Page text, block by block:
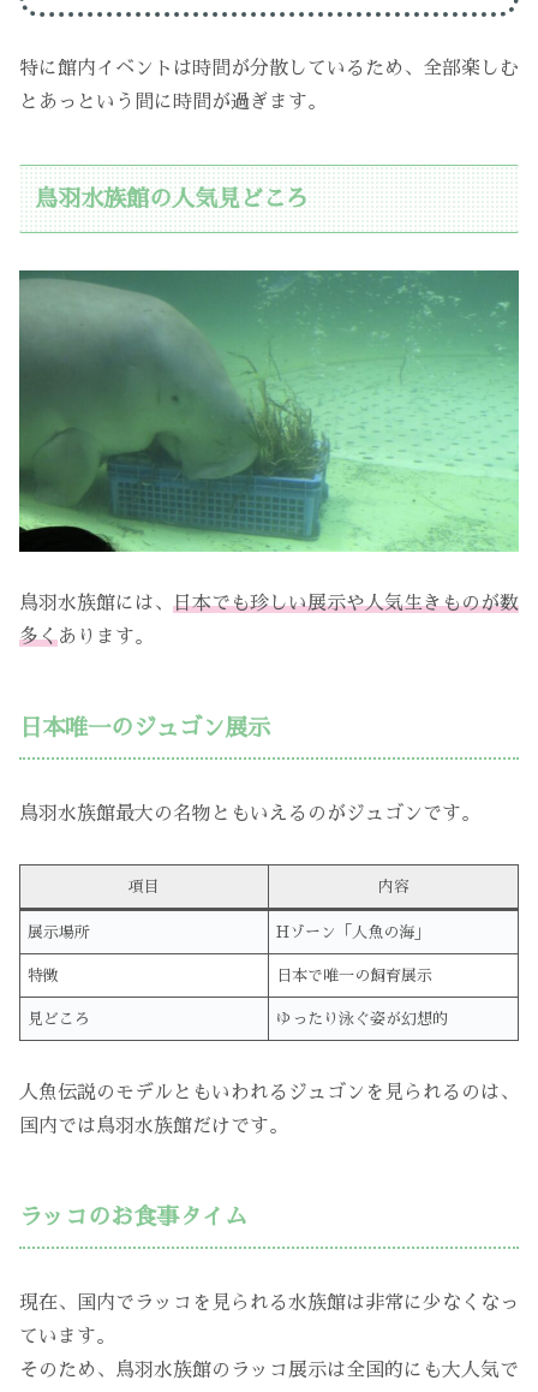
特に館内イベントは時間が分散しているため、全部楽しむ
とあっという間に時間が過ぎます。
鳥羽水族館の人気見どころ
鳥羽水族館には、 日本でも珍しい展示や人気生きものが数
多くあります。
日本唯一のジュゴン展示
鳥羽水族館最大の名物ともいえるのがジュゴンです。
項目 内容
展示場所 Hゾーン「人魚の海」
特徴 日本で唯一の飼育展示
見どころ ゆったり泳ぐ姿が幻想的
人魚伝説のモデルともいわれるジュゴンを見られるのは、
国内では鳥羽水族館だけです。
ラッコのお食事タイム
現在、国内でラッコを見られる水族館は非常に少なくなっ
ています。
そのため、鳥羽水族館のラッコ展示は全国的にも大人気で